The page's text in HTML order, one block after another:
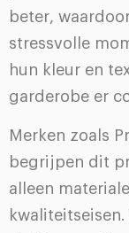
beter,
stressvolle
hun kleur en
garderobe er
Merken zoals
begrijpen dit
alleen